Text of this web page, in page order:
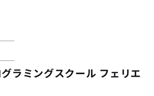
ラミングスクール フェリエ